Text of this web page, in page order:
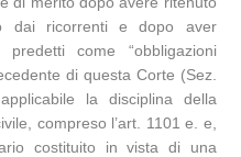
dai ricorrenti e dopo aver
come “obbligazioni
di questa Corte (Sez.
la disciplina della
compreso l’art. 1101 e. e,
costituito in vista di una